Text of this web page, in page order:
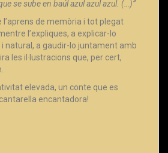
se sube en baúl azul azul azul. (…)”
l’aprens de memòria i tot plegat
l’expliques, a explicar-lo
natural, a gaudir-lo juntament amb
les il·lustracions que, per cert,
elevada, un conte que es
encantadora!